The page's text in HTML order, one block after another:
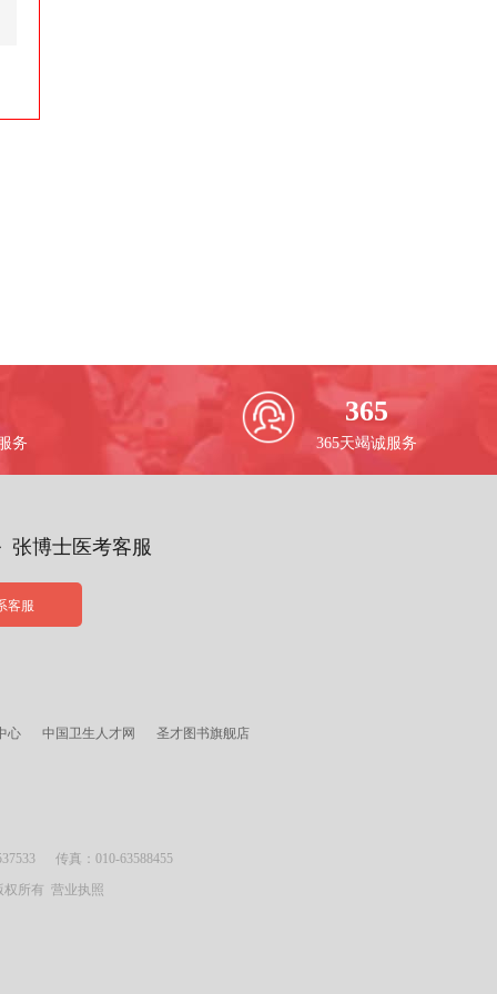
务
365
365天竭诚服务
张博士医考客服
客服
心 中国卫生人才网 圣才图书旗舰店
传真：010-63588455
权所有 营业执照